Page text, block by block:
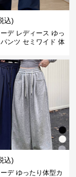
込)
デ レディース ゆっ
ンツ セミワイド 体
込)
デ ゆったり体型カ